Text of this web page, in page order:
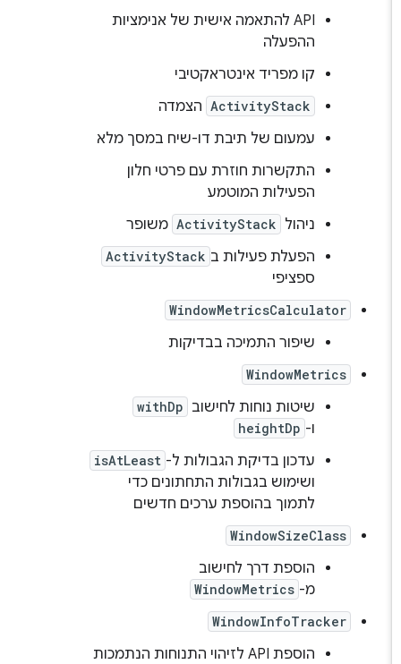
‫API להתאמה אישית של אנימציות
ההפעלה
קו מפריד אינטראקטיבי
ActivityStack הצמדה
עמעום של תיבת דו-שיח במסך מלא
התקשרות חוזרת עם פרטי חלון
הפעילות המוטמע
ניהול ActivityStack משופר
הפעלת פעילות ב ActivityStack
ספציפי
WindowMetricsCalculator
שיפור התמיכה בבדיקות
WindowMetrics
שיטות נוחות לחישוב withDp
heightDp
עדכון בדיקת הגבולות ל- isAtLeast
ושימוש בגבולות התחתונים כדי
לתמוך בהוספת ערכים חדשים
WindowSizeClass
הוספת דרך לחישוב
מ- WindowMetrics
WindowInfoTracker
הוספת API לזיהוי התנוחות הנתמכות